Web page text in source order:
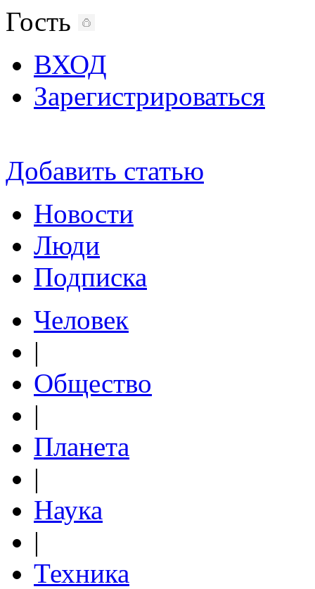
Гость
ВХОД
Зарегистрироваться
Добавить статью
Новости
Люди
Подписка
Человек
|
Общество
|
Планета
|
Наука
|
Техника